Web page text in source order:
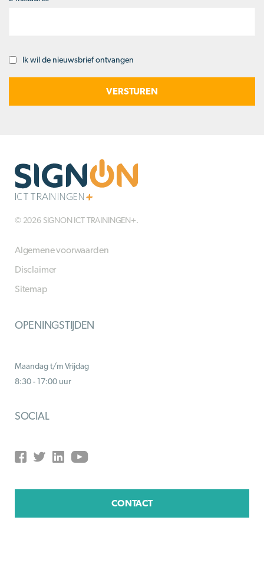
Opt-Ik wil de nieuwsbrief ontvangen
© 2026 SIGNON ICT TRAININGEN+.
Algemene voorwaarden
Disclaimer
Sitemap
OPENINGSTIJDEN
Maandag t/m Vrijdag
8:30 - 17:00 uur
SOCIAL
CONTACT